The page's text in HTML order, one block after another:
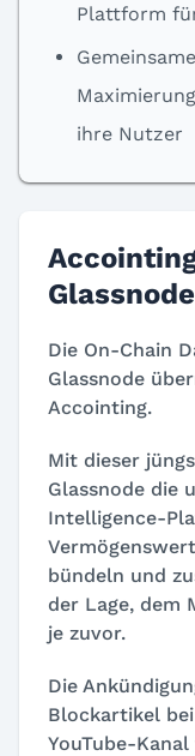
Plattform
ihre Nutzer
Glassnode
Die On-Chain
Glassnode
Accointing.
Mit dieser
Glassnode die
Intelligence-
bündeln und
der Lage, dem
je zuvor.
Die
Blockartikel
YouTube-